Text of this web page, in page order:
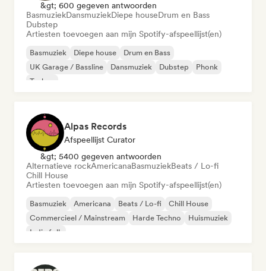
&gt; 600 gegeven antwoorden
BasmuziekDansmuziekDiepe houseDrum en Bass
Dubstep
Artiesten toevoegen aan mijn Spotify-afspeellijst(en)
Basmuziek Diepe house
Drum en Bass
UK Garage / Bassline
Dansmuziek Dubstep
Phonk
Techno
Alpas Records
Afspeellijst Curator
&gt; 5400 gegeven antwoorden
Alternatieve rockAmericanaBasmuziekBeats / Lo-fi
Chill House
Artiesten toevoegen aan mijn Spotify-afspeellijst(en)
Basmuziek Americana Beats / Lo-fi
Chill House
Commercieel / Mainstream
Harde Techno
Huismuziek
Indie folk